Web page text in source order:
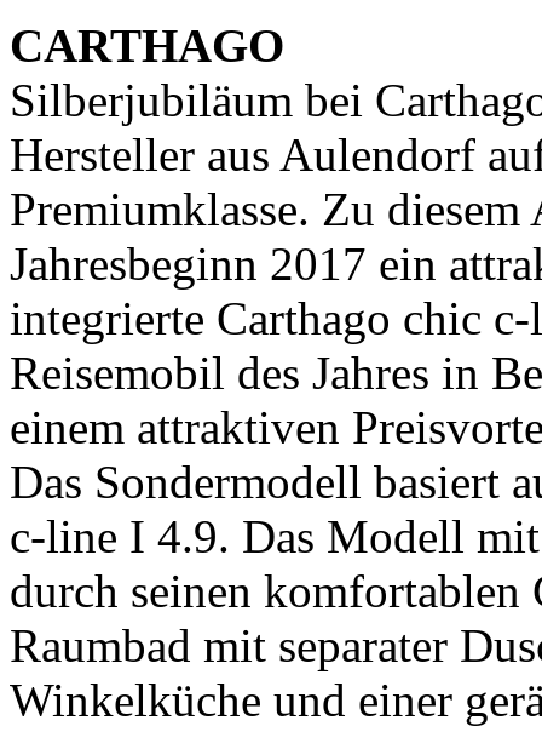
CARTHAGO
Silberjubiläum bei
Hersteller aus Aulendorf
Premiumklasse. Zu
Jahresbeginn 2017 ein
integrierte Carthago chic
Reisemobil des Jahres in
einem attraktiven
Das Sondermodell basiert
c-line I 4.9. Das Modell
durch seinen
Raumbad mit separater
Winkelküche und einer